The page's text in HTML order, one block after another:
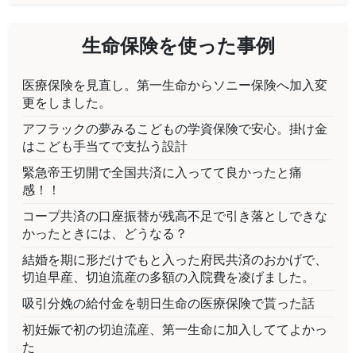
生命保険を使った事例
医療保険を見直し。第一生命からソニー保険へ加入変
更をしました。
アフラックの夢みるこどもの学資保険で安心。掛け金
はこども手当てで支払う設計
緊急帝王切開で全国共済に入ってて良かったと痛
感！！
コープ共済の口座振替が残高不足で引き落としできな
かったときには、どうなる？
結婚を期に形だけでもと入った府民共済のおかげで、
切迫早産、切迫流産の多額の入院費を凌げました。
吸引分娩の給付金を朝日生命の医療保険で貰った話
初妊娠で初の切迫流産、第一生命に加入しててよかっ
た